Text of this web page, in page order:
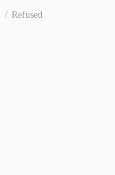
Refused